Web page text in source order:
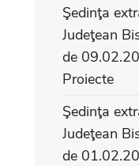
Şedinţa
Judeţean
de
Proiecte
Şedinţa
Judeţean
de